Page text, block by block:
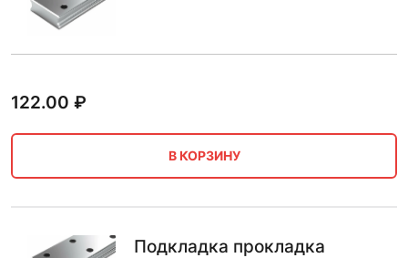
122.00 ₽
В КОРЗИНУ
Подкладка прокладка